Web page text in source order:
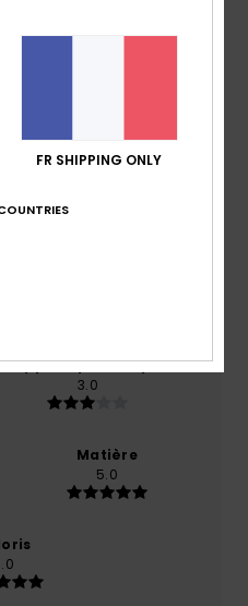
/5
Rapport qualité / prix
3.0
Matière
5.0
FR SHIPPING ONLY